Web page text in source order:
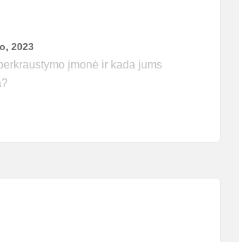
2023
įmonė ir kada jums